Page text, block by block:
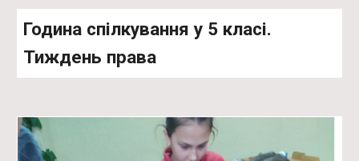
Година спілкування у 5 класі.
Тиждень права